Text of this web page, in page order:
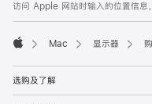
访问 Apple 网站时输入的位置信息，
Mac 显示器
选购及了解